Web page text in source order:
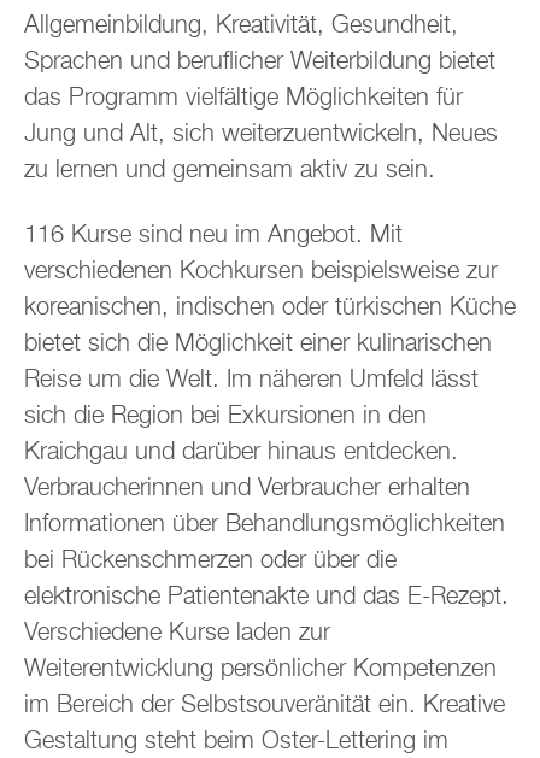
Allgemeinbildung, Kreativität, Gesundheit,
Sprachen und beruflicher Weiterbildung bietet
das Programm vielfältige Möglichkeiten für
Jung und Alt, sich weiterzuentwickeln, Neues
zu lernen und gemeinsam aktiv zu sein.
116 Kurse sind neu im Angebot. Mit
verschiedenen Kochkursen beispielsweise zur
koreanischen, indischen oder türkischen Küche
bietet sich die Möglichkeit einer kulinarischen
Reise um die Welt. Im näheren Umfeld lässt
sich die Region bei Exkursionen in den
Kraichgau und darüber hinaus entdecken.
Verbraucherinnen und Verbraucher erhalten
Informationen über Behandlungsmöglichkeiten
bei Rückenschmerzen oder über die
elektronische Patientenakte und das E-Rezept.
Verschiedene Kurse laden zur
Weiterentwicklung persönlicher Kompetenzen
im Bereich der Selbstsouveränität ein. Kreative
Gestaltung steht beim Oster-Lettering im